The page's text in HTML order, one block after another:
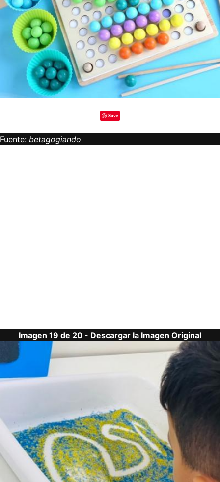
Save
Fuente: betagogiando
Imagen 19 de 20 - Descargar la Imagen Original